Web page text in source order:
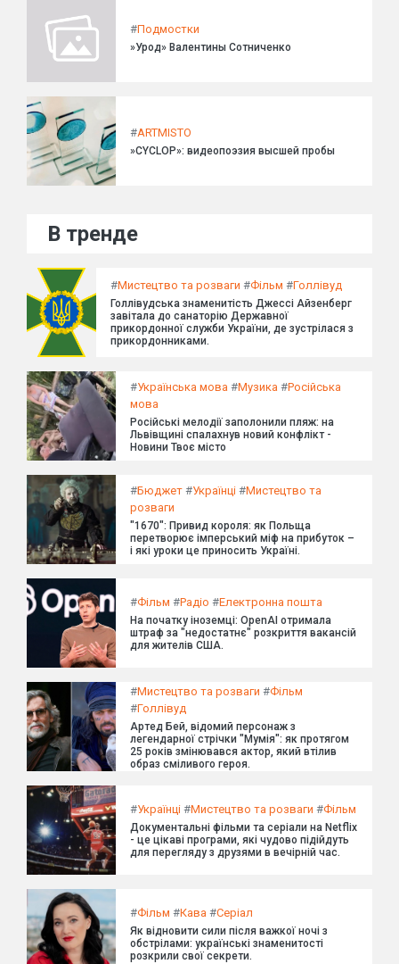
#Подмостки
»Урод» Валентины Сотниченко
#ARTMISTO
»CYCLOP»: видеопоэзия высшей пробы
В тренде
#Мистецтво та розваги #Фільм #Голлівуд
Голлівудська знаменитість Джессі Айзенберг
завітала до санаторію Державної
прикордонної служби України, де зустрілася з
прикордонниками.
#Українська мова #Музика #Російська
мова
Російські мелодії заполонили пляж: на
Львівщині спалахнув новий конфлікт -
Новини Твоє місто
#Бюджет #Українці #Мистецтво та
розваги
"1670": Привид короля: як Польща
перетворює імперський міф на прибуток –
і які уроки це приносить Україні.
#Фільм #Радіо #Електронна пошта
На початку іноземці: OpenAI отримала
штраф за "недостатнє" розкриття вакансій
для жителів США.
#Мистецтво та розваги #Фільм
#Голлівуд
Артед Бей, відомий персонаж з
легендарної стрічки "Мумія": як протягом
25 років змінювався актор, який втілив
образ сміливого героя.
#Українці #Мистецтво та розваги #Фільм
Документальні фільми та серіали на Netflix
- це цікаві програми, які чудово підійдуть
для перегляду з друзями в вечірній час.
#Фільм #Кава #Серіал
Як відновити сили після важкої ночі з
обстрілами: українські знаменитості
розкрили свої секрети.